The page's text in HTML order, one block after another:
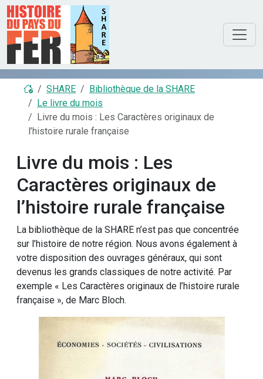
SHARE
Bibliothèque de la SHARE
Le livre du mois
Livre du mois : Les Caractères originaux de
l’histoire rurale française
Livre du mois : Les
Caractères originaux de
l’histoire rurale française
La bibliothèque de la SHARE n’est pas que concentrée
sur l’histoire de notre région. Nous avons également à
votre disposition des ouvrages généraux, qui sont
devenus les grands classiques de notre activité. Par
exemple « Les Caractères originaux de l’histoire rurale
française », de Marc Bloch.